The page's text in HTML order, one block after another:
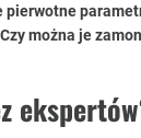
pierwotne
można je